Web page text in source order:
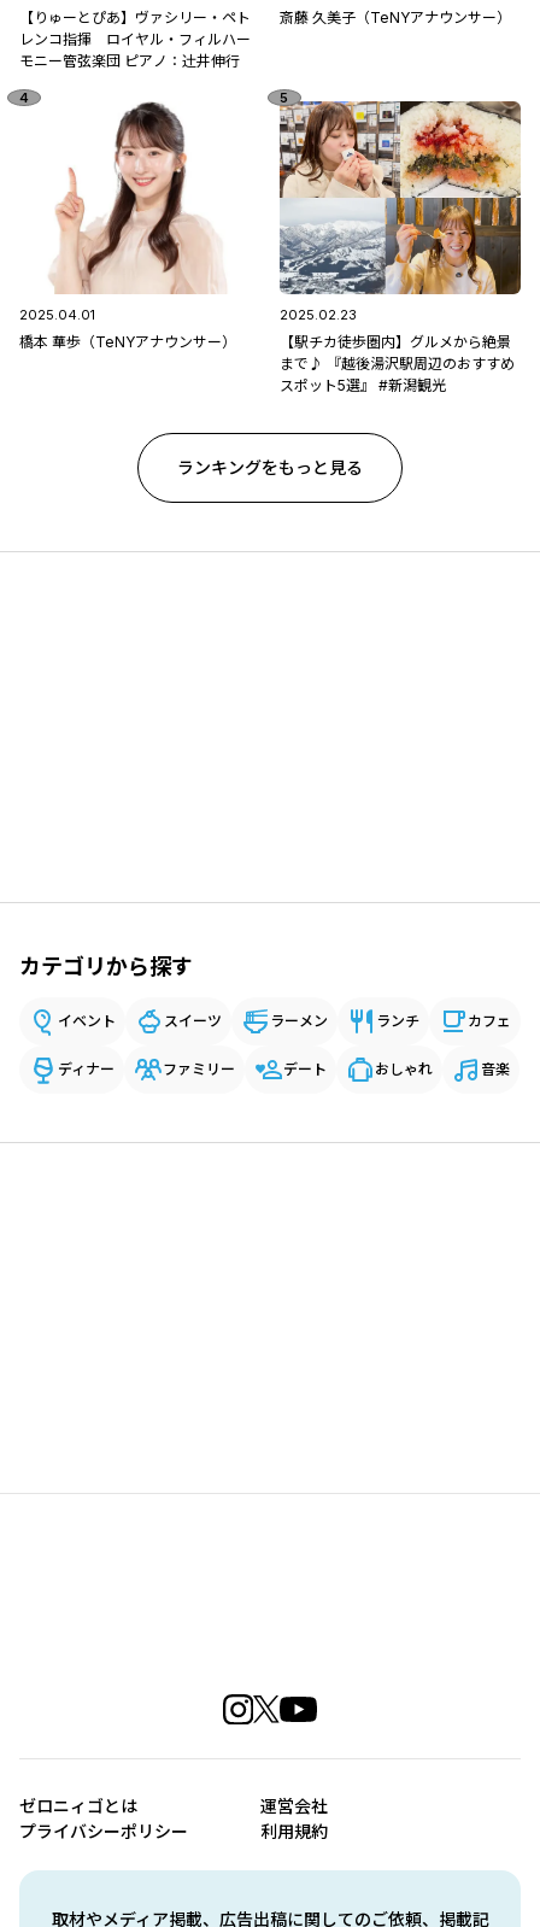
【りゅーとぴあ】ヴァシリー・ペト
レンコ指揮 ロイヤル・フィルハー
モニー管弦楽団 ピアノ：辻󠄀井伸行
斎藤 久美子（TeNYアナウンサー）
2025.04.01
橋本 華歩（TeNYアナウンサー）
2025.02.23
【駅チカ徒歩圏内】グルメから絶景
まで♪ 『越後湯沢駅周辺のおすすめ
スポット5選』 #新潟観光
ランキングをもっと見る
カテゴリから探す
イベント スイーツ ラーメン ランチ カフェ
ディナー ファミリー デート おしゃれ 音楽
取材やメディア掲載、広告出稿に関してのご依頼、掲載記
ゼロニィゴとは
運営会社
プライバシーポリシー
利用規約